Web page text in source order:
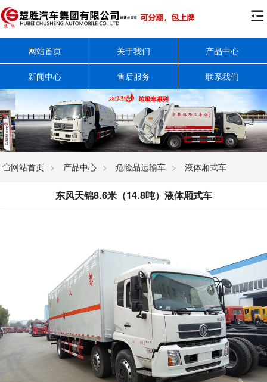

网站首页 关于我们 产品中心
新闻中心 售后服务 联系我们
网站首页 > 产品中心 > 危险品运输车 > 液体厢式车
东风天锦8.6米（14.8吨）液体厢式车